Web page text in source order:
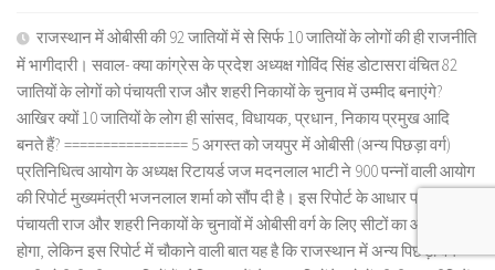
राजस्थान में ओबीसी की 92 जातियों में से सिर्फ 10 जातियों के लोगों की ही राजनीति
में भागीदारी। सवाल- क्या कांग्रेस के प्रदेश अध्यक्ष गोविंद सिंह डोटासरा वंचित 82
जातियों के लोगों को पंचायती राज और शहरी निकायों के चुनाव में उम्मीद बनाएंगे?
आखिर क्यों 10 जातियों के लोग ही सांसद, विधायक, प्रधान, निकाय प्रमुख आदि
बनते हैं? ================ 5 अगस्त को जयपुर में ओबीसी (अन्य पिछड़ा वर्ग)
प्रतिनिधित्व आयोग के अध्यक्ष रिटायर्ड जज मदनलाल भाटी ने 900 पन्नों वाली आयोग
की रिपोर्ट मुख्यमंत्री भजनलाल शर्मा को सौंप दी है। इस रिपोर्ट के आधार पर ही
पंचायती राज और शहरी निकायों के चुनावों में ओबीसी वर्ग के लिए सीटों का आरक्षण
होगा, लेकिन इस रिपोर्ट में चौकाने वाली बात यह है कि राजस्थान में अन्य पिछड़ा वर्ग